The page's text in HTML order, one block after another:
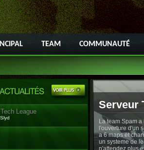
TEAM COMMUNAUTÉ
League
Slyd
Serveur
La team Spam
l'ouverture d'un
a 6 maps et
un systeme de
n'attendez plus